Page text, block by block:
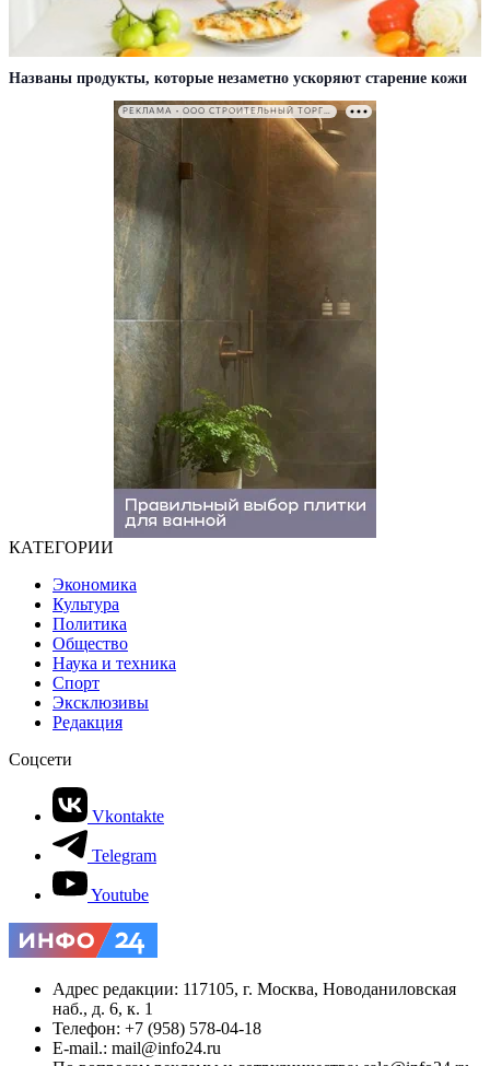
Названы продукты, которые незаметно ускоряют старение кожи
РЕКЛАМА • ООО СТРОИТЕЛЬНЫЙ ТОРГОВЫЙ ДОМ «ПЕТРОВИЧ». ИНН: 7802348846
КАТЕГОРИИ
Экономика
Культура
Политика
Общество
Наука и техника
Спорт
Эксклюзивы
Редакция
Соцсети
Vkontakte
Telegram
Youtube
Адрес редакции: 117105, г. Москва, Новоданиловская
наб., д. 6, к. 1
Телефон: +7 (958) 578-04-18
E-mail.: mail@info24.ru